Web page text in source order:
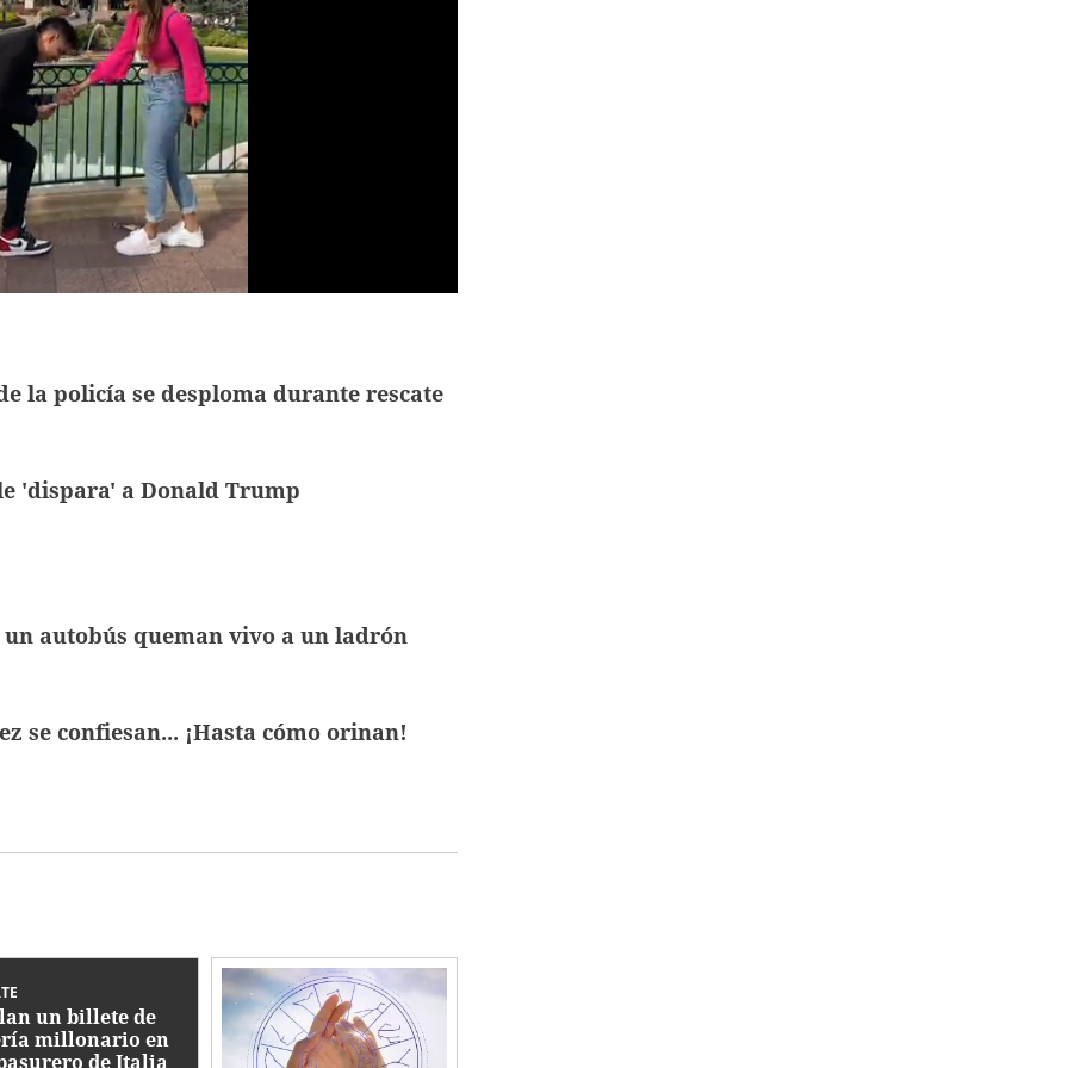
la policía se desploma durante rescate
'dispara' a Donald Trump
un autobús queman vivo a un ladrón
se confiesan... ¡Hasta cómo orinan!
un billete de
millonario en
de Italia